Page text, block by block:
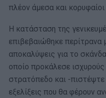
πλέον άμεσα και
Η κατάσταση της
επιβεβαιώθηκε περίτρανα
αποκαλύψεις για το
οποίο προκάλεσε
στρατόπεδο και -
εξελίξεις που θα φέρουν